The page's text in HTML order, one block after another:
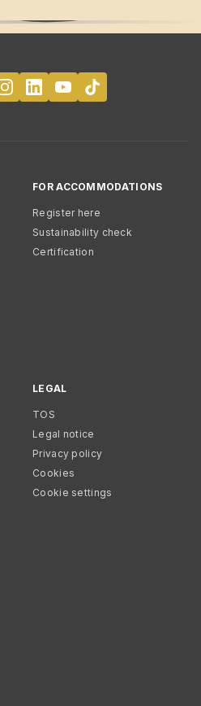
FOR ACCOMMODATIONS
Register here
Sustainability check
Certification
LEGAL
TOS
Legal notice
Privacy policy
Cookies
Cookie settings